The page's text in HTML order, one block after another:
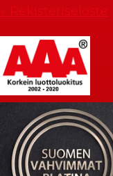
» Rekisteriseloste